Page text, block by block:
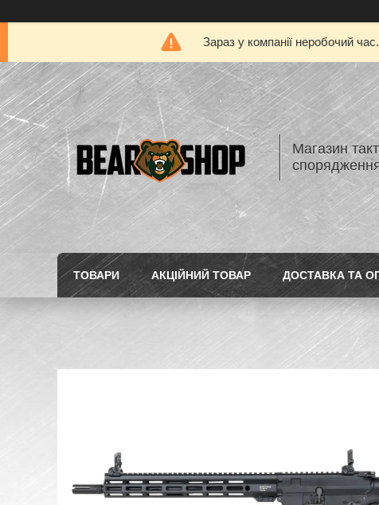
Зараз у компанії неробочий
Магазин
ТОВАРИ АКЦІЙНИЙ ТОВАР ДОСТАВКА ТА